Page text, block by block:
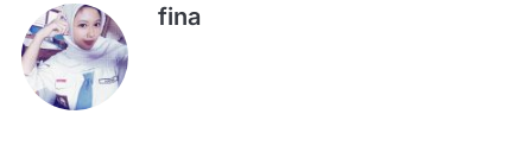
fina